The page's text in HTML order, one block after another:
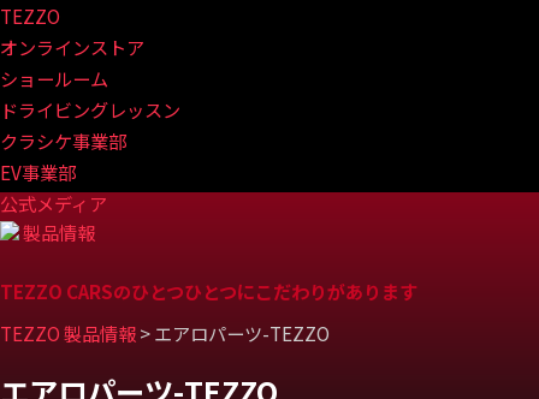
TEZZO
オンラインストア
ショールーム
ドライビングレッスン
クラシケ事業部
EV事業部
公式メディア
製品情報
TEZZO CARSのひとつひとつにこだわりがあります
TEZZO 製品情報>エアロパーツ-TEZZO